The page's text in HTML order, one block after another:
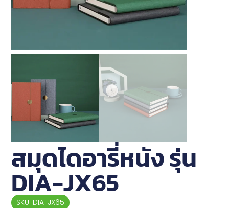
สมุดไดอารี่หนัง รุ่น
DIA-JX65
SKU: DIA-JX65